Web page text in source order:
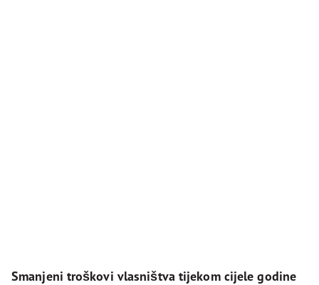
Smanjeni troškovi vlasništva tijekom cijele godine